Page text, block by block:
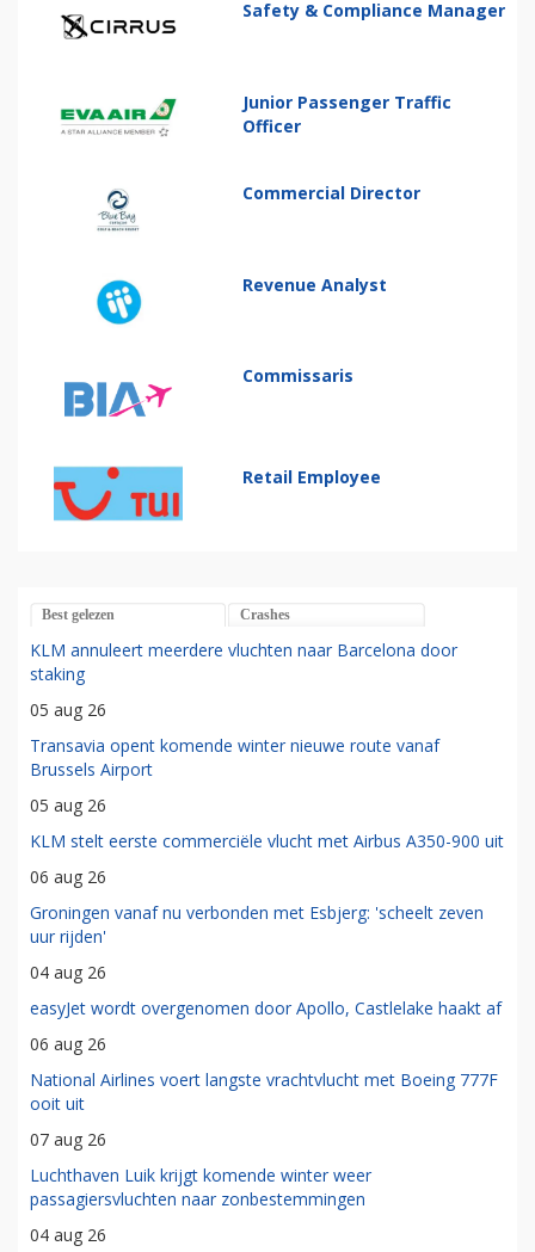
Safety & Compliance Manager
Junior Passenger Traffic
Officer
Commercial Director
Revenue Analyst
Commissaris
Retail Employee
Best gelezen Crashes
KLM annuleert meerdere vluchten naar Barcelona door
staking
05 aug 26
Transavia opent komende winter nieuwe route vanaf
Brussels Airport
05 aug 26
KLM stelt eerste commerciële vlucht met Airbus A350-900 uit
06 aug 26
Groningen vanaf nu verbonden met Esbjerg: 'scheelt zeven
uur rijden'
04 aug 26
easyJet wordt overgenomen door Apollo, Castlelake haakt af
06 aug 26
National Airlines voert langste vrachtvlucht met Boeing 777F
ooit uit
07 aug 26
Luchthaven Luik krijgt komende winter weer
passagiersvluchten naar zonbestemmingen
04 aug 26